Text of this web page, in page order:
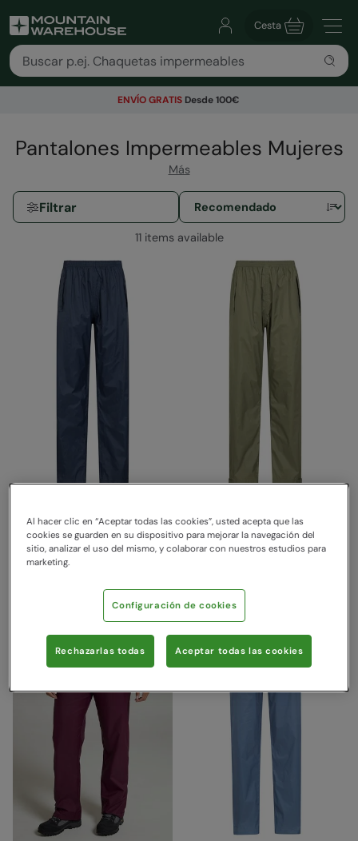
Cesta
ENVÍO GRATISDesde 100€
Pantalones Impermeables Mujeres
Más
Filtrar
11 items available
impermeable Pakka
Mujeres Azul Marino
Mountain Warehouse
32,99 €Ahorra
impermeable Pakka
Mujeres Caqui
Mountain Warehouse
Al hacer clic en “Aceptar todas las cookies”, usted acepta que las
cookies se guarden en su dispositivo para mejorar la navegación del
sitio, analizar el uso del mismo, y colaborar con nuestros estudios para
marketing.
Configuración de cookies
Rechazarlas todas Aceptar todas las cookies